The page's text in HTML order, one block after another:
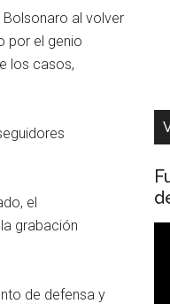
Bolsonaro al volver
por el genio
los casos,
el
grabación
de defensa y